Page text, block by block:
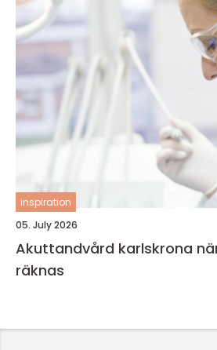
inspiration
05. July 2026
Akuttandvård karlskrona när varje minut
räknas